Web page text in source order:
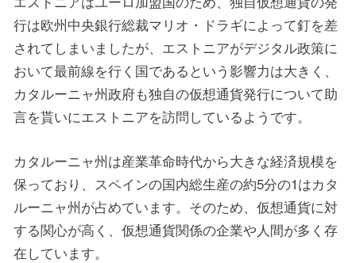
行は欧州中央銀行総裁マリオ・ドラギによって釘を差
されてしまいましたが、エストニアがデジタル政策に
おいて最前線を行く国であるという影響力は大きく、
カタルーニャ州政府も独自の仮想通貨発行について助
言を貰いにエストニアを訪問しているようです。
カタルーニャ州は産業革命時代から大きな経済規模を
保っており、スペインの国内総生産の約5分の1はカタ
ルーニャ州が占めています。そのため、仮想通貨に対
する関心が高く、仮想通貨関係の企業や人間が多く存
在しています。